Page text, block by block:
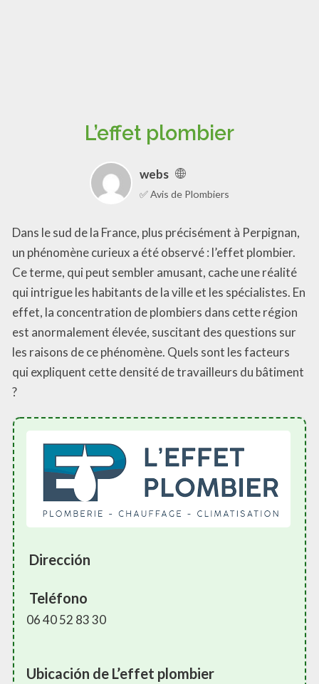
L’effet plombier
webs
✅ Avis de Plombiers
Dans le sud de la France, plus précisément à Perpignan,
un phénomène curieux a été observé : l’effet plombier.
Ce terme, qui peut sembler amusant, cache une réalité
qui intrigue les habitants de la ville et les spécialistes. En
effet, la concentration de plombiers dans cette région
est anormalement élevée, suscitant des questions sur
les raisons de ce phénomène. Quels sont les facteurs
qui expliquent cette densité de travailleurs du bâtiment
?
Dirección
Teléfono
06 40 52 83 30
Ubicación de L’effet plombier